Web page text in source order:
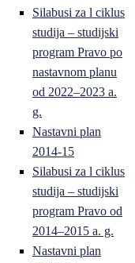
Silabusi za l ciklus
studija – studijski
program Pravo po
nastavnom planu
od 2022–2023 a.
g.
Nastavni plan
2014-15
Silabusi za l ciklus
studija – studijski
program Pravo od
2014–2015 a. g.
Nastavni plan